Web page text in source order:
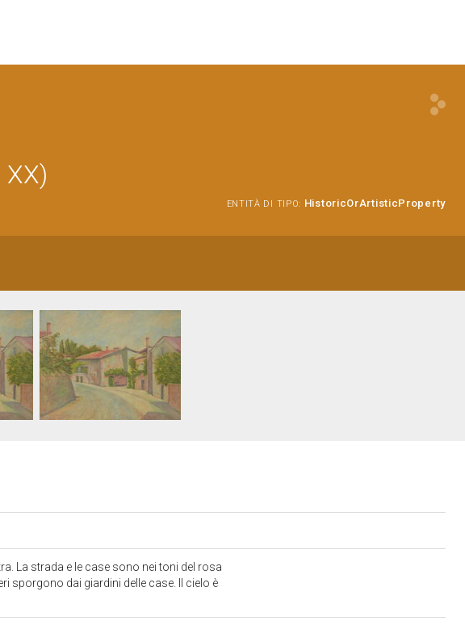
ENTITÀ DI TIPO: HistoricOrArtisticProperty
La strada e le case sono nei toni del rosa
sporgono dai giardini delle case. Il cielo è